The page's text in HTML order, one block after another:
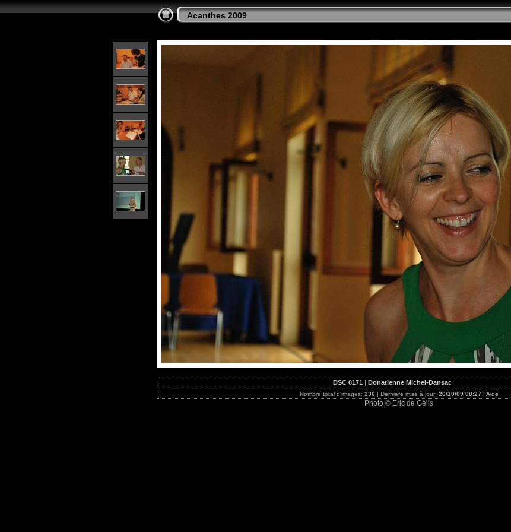
Acanthes 2009
DSC 0171 | Donatienne Michel-Dansac
Nombre total d'images: 236 | Dernière mise à jour: 26/10/09 08:27 | Aide
Photo © Eric de Gélis